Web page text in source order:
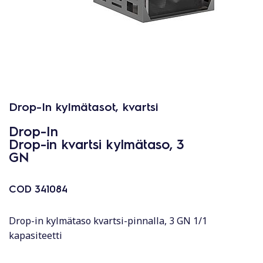
Drop-In kylmätasot, kvartsi
Drop-In
Drop-in kvartsi kylmätaso, 3
GN
COD 341084
Drop-in kylmätaso kvartsi-pinnalla, 3 GN 1/1
kapasiteetti